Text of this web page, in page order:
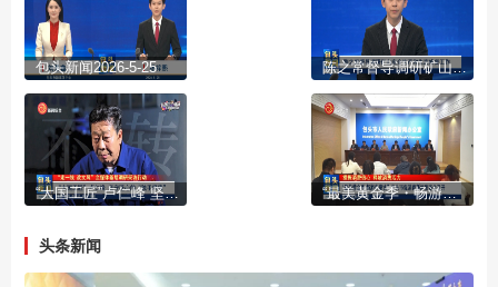
包头新闻2026-5-25 陈之常督导调研矿山安全生产和生态修复工作
“大国工匠”卢仁峰 坚守匠心的“独手焊侠” “最美黄金季・畅游内蒙古”包头市促消费新闻发布会召开
头条新闻